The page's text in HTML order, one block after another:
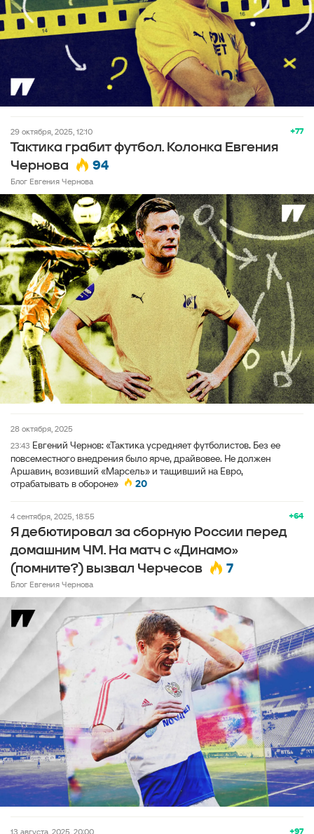
+77
29 октября, 2025, 12:10
Тактика грабит футбол. Колонка Евгения
Чернова
94
Блог Евгения Чернова
28 октября, 2025
23:43 Евгений Чернов: «Тактика усредняет футболистов. Без ее
повсеместного внедрения было ярче, драйвовее. Не должен
Аршавин, возивший «Марсель» и тащивший на Евро,
отрабатывать в обороне»
20
+64
4 сентября, 2025, 18:55
Я дебютировал за сборную России перед
домашним ЧМ. На матч с «Динамо»
(помните?) вызвал Черчесов
7
Блог Евгения Чернова
+97
13 августа, 2025, 20:00